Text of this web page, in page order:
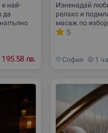
най-
да
195.58 лв.
Изненадай
релакс и
масаж по
масаж, който
5
София 1